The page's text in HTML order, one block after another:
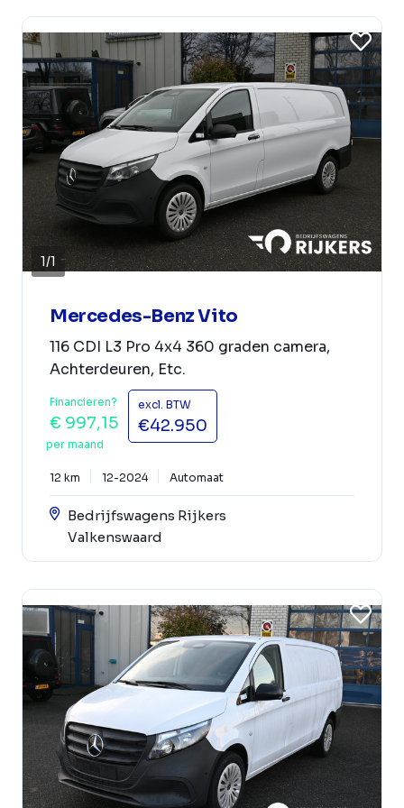
1/1
Mercedes-Benz Vito
116 CDI L3 Pro 4x4 360 graden camera,
Achterdeuren, Etc.
Financieren?
€ 997,15
per maand
excl. BTW
€42.950
12 km 12-2024 Automaat
Bedrijfswagens Rijkers
Valkenswaard